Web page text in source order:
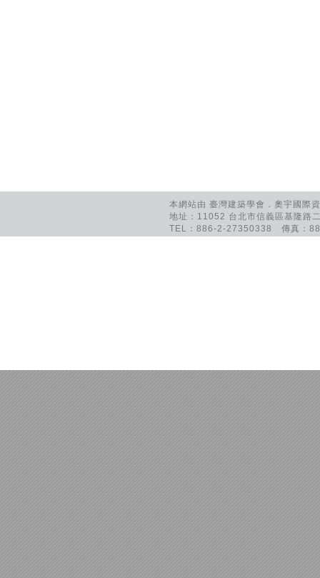
本網站由 臺灣建築學會．奧宇國
地址：11052 台北市信義區基隆路
TEL：886-2-27350338 傳真：